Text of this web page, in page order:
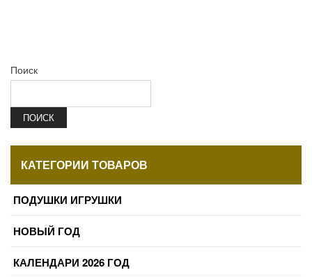
Поиск
ПОИСК
КАТЕГОРИИ ТОВАРОВ
ПОДУШКИ ИГРУШКИ
НОВЫЙ ГОД
КАЛЕНДАРИ 2026 ГОД